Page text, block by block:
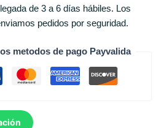
de 3 a 6 días hábiles. Los
pedidos por seguridad.
metodos de pago Payvalida